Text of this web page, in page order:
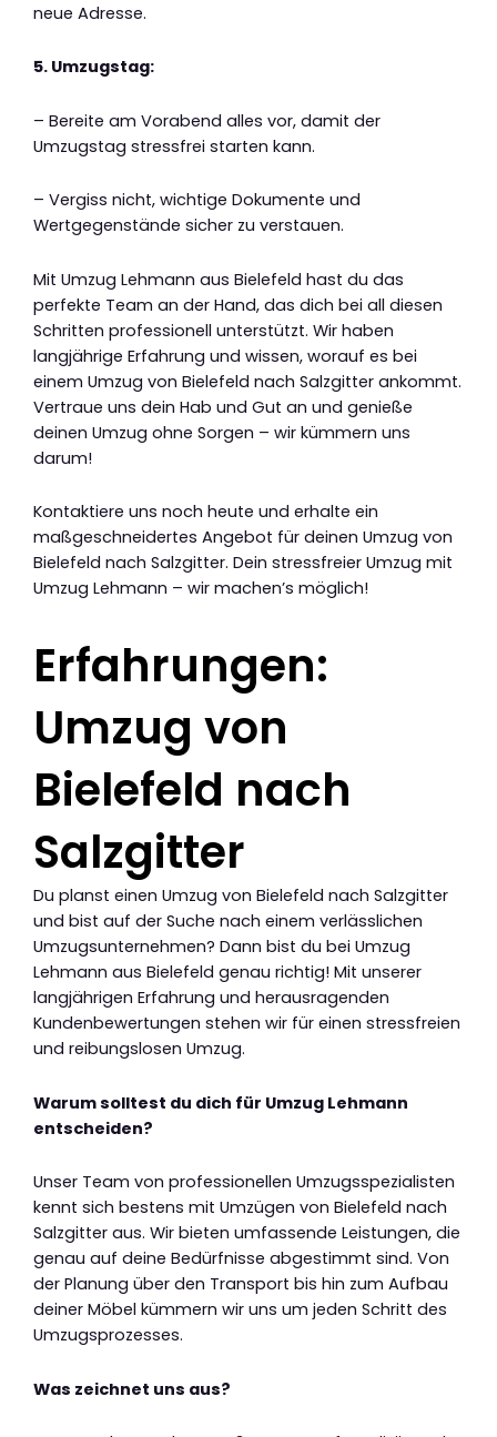
neue Adresse.
5. Umzugstag:
– Bereite am Vorabend alles vor, damit der
Umzugstag stressfrei starten kann.
– Vergiss nicht, wichtige Dokumente und
Wertgegenstände sicher zu verstauen.
Mit Umzug Lehmann aus Bielefeld hast du das
perfekte Team an der Hand, das dich bei all diesen
Schritten professionell unterstützt. Wir haben
langjährige Erfahrung und wissen, worauf es bei
einem Umzug von Bielefeld nach Salzgitter ankommt.
Vertraue uns dein Hab und Gut an und genieße
deinen Umzug ohne Sorgen – wir kümmern uns
darum!
Kontaktiere uns noch heute und erhalte ein
maßgeschneidertes Angebot für deinen Umzug von
Bielefeld nach Salzgitter. Dein stressfreier Umzug mit
Umzug Lehmann – wir machen’s möglich!
Erfahrungen:
Umzug von
Bielefeld nach
Salzgitter
Du planst einen Umzug von Bielefeld nach Salzgitter
und bist auf der Suche nach einem verlässlichen
Umzugsunternehmen? Dann bist du bei Umzug
Lehmann aus Bielefeld genau richtig! Mit unserer
langjährigen Erfahrung und herausragenden
Kundenbewertungen stehen wir für einen stressfreien
und reibungslosen Umzug.
Warum solltest du dich für Umzug Lehmann
entscheiden?
Unser Team von professionellen Umzugsspezialisten
kennt sich bestens mit Umzügen von Bielefeld nach
Salzgitter aus. Wir bieten umfassende Leistungen, die
genau auf deine Bedürfnisse abgestimmt sind. Von
der Planung über den Transport bis hin zum Aufbau
deiner Möbel kümmern wir uns um jeden Schritt des
Umzugsprozesses.
Was zeichnet uns aus?